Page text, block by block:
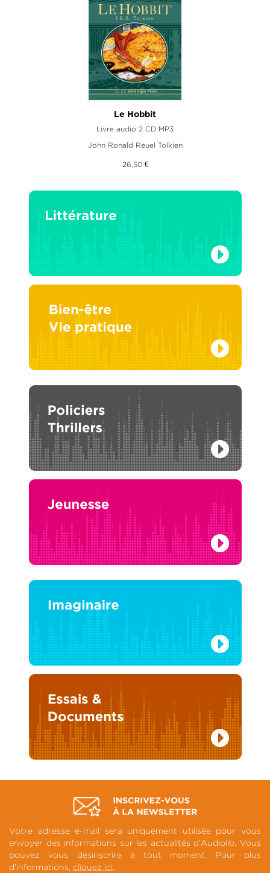
Le Hobbit
Livre audio 2 CD MP3
John Ronald Reuel Tolkien
26,50 €
Votre adresse e-mail sera uniquement utilisée pour vous
envoyer des informations sur les actualités d'Audiolib. Vous
pouvez vous désinscrire à tout moment. Pour plus
d'informations, cliquez ici.